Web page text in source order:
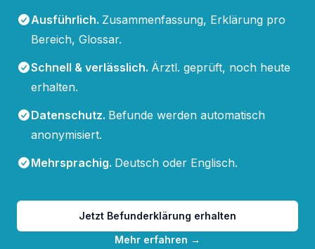
Ausführlich. Zusammenfassung, Erklärung pro
Bereich, Glossar.
Schnell & verlässlich. Ärztl. geprüft, noch heute
erhalten.
Datenschutz. Befunde werden automatisch
anonymisiert.
Mehrsprachig. Deutsch oder Englisch.
Jetzt Befunderklärung erhalten
Mehr erfahren →